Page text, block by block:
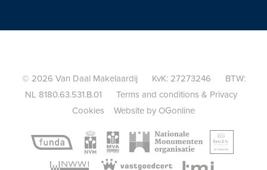
© 2026 Van Daal Makelaardij KvK: 27273246 BTW:
NL 8180.63.531.B.01 Terms and conditions & Privacy
Cookies
Website by OGonline